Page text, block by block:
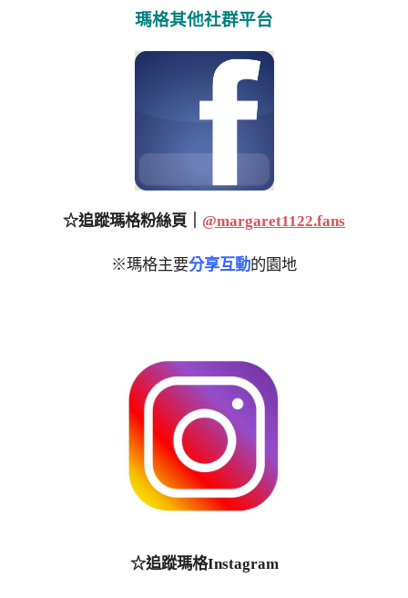
瑪格其他社群平台
☆追蹤瑪格粉絲頁｜ @margaret1122.fans
※瑪格主要分享互動的園地
☆追蹤瑪格Instagram